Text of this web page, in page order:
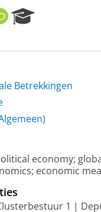
O
R
I
e
c
o
a
l
Betrekkingen
economy;
economic
1 |